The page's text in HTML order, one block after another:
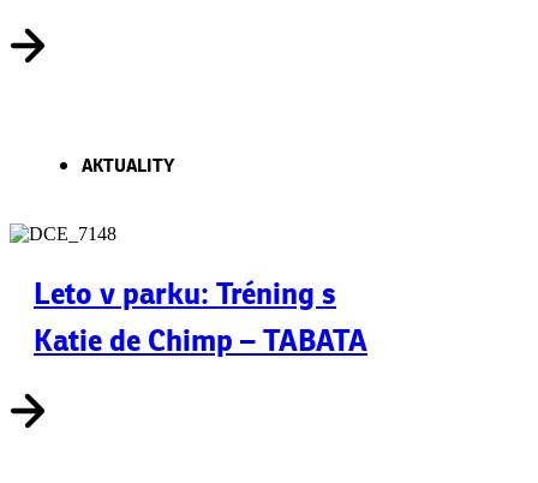
AKTUALITY
Leto v parku: Tréning s
Katie de Chimp – TABATA